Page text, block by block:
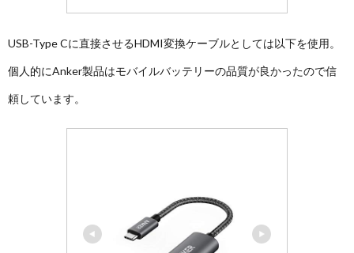
USB-Type Cに直接させるHDMI変換ケーブルとしては以下を使用。
個人的にAnker製品はモバイルバッテリーの品質が良かったので信
頼しています。